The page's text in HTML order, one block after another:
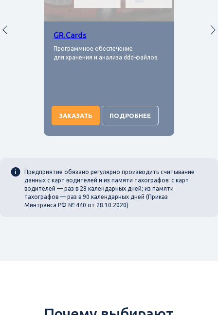
GR.Cards
Программное обеспечение
для хранения и анализа ddd-файлов.
ЗАКАЗАТЬ ПОДРОБНЕЕ
Предприятие обязано регулярно производить считывание
данных с карт водителей и из памяти тахографов: с карт
водителей — раз в 28 календарных дней; из памяти
тахографов — раз в 90 календарных дней (Приказ
Минтранса РФ № 440 от 28.10.2020)